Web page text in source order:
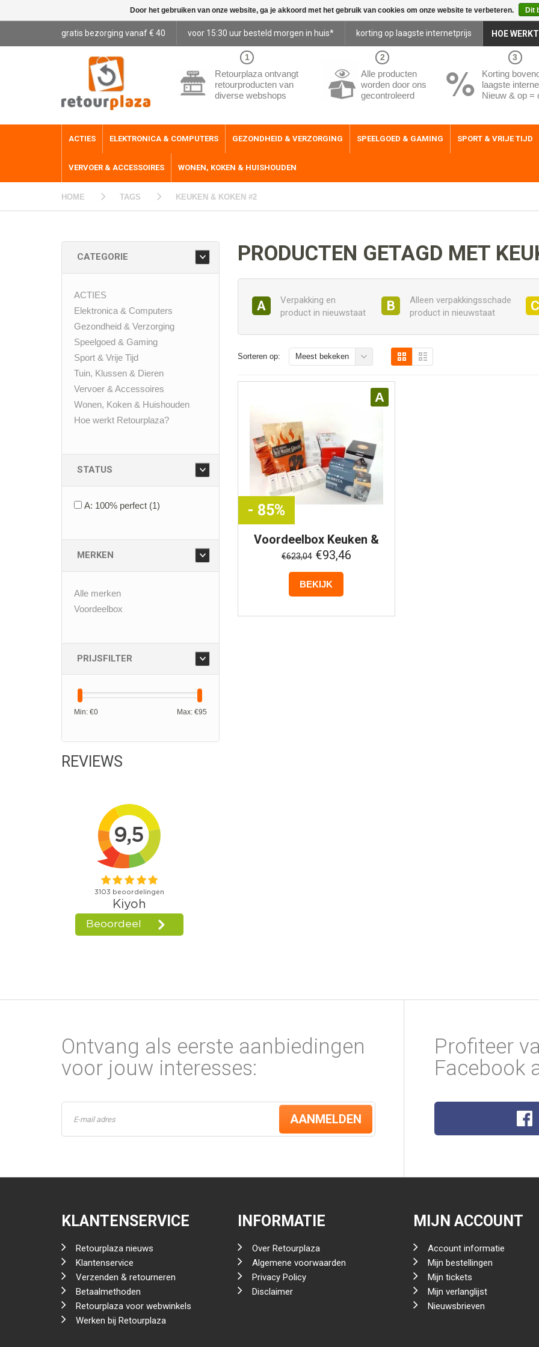
gratis bezorging vanaf € 40 voor 15:30 uur besteld morgen in huis* korting op laagste internetprijs HOE
1
Retourplaza ontvangt
retourproducten van
diverse webshops
2
Alle producten
worden door ons
gecontroleerd
3
Korting
laagste
Nieuw & op =
ACTIES ELEKTRONICA & COMPUTERS GEZONDHEID & VERZORGING SPEELGOED & GAMING SPORT & VRIJE TIJD
VERVOER & ACCESSOIRES WONEN, KOKEN & HUISHOUDEN
HOME TAGS KEUKEN & KOKEN #2
CATEGORIE
ACTIES
Elektronica & Computers
Gezondheid & Verzorging
Speelgoed & Gaming
Sport & Vrije Tijd
Tuin, Klussen & Dieren
Vervoer & Accessoires
Wonen, Koken & Huishouden
Hoe werkt Retourplaza?
STATUS
A: 100% perfect (1)
MERKEN
Alle merken
Voordeelbox
PRIJSFILTER
Min: €0 Max: €95
REVIEWS
PRODUCTEN GETAGD MET
A
Verpakking en
product in nieuwstaat
B
Alleen verpakkingsschade
product in nieuwstaat
Sorteren op: Meest bekeken
A
- 85%
VoordeelboxKeuken &
Koken #2
€623,04€93,46
BEKIJK
Ontvang als eerste aanbiedingen
voor jouw interesses:
AANMELDEN
Profiteer
Facebook
KLANTENSERVICE
Retourplaza nieuws
Klantenservice
Verzenden & retourneren
Betaalmethoden
Retourplaza voor webwinkels
Werken bij Retourplaza
INFORMATIE
Over Retourplaza
Algemene voorwaarden
Privacy Policy
Disclaimer
MIJN ACCOUNT
Account informatie
Mijn bestellingen
Mijn tickets
Mijn verlanglijst
Nieuwsbrieven
Door het gebruiken van onze website, ga je akkoord met het gebruik van cookies om onze website te verbeteren. Dit